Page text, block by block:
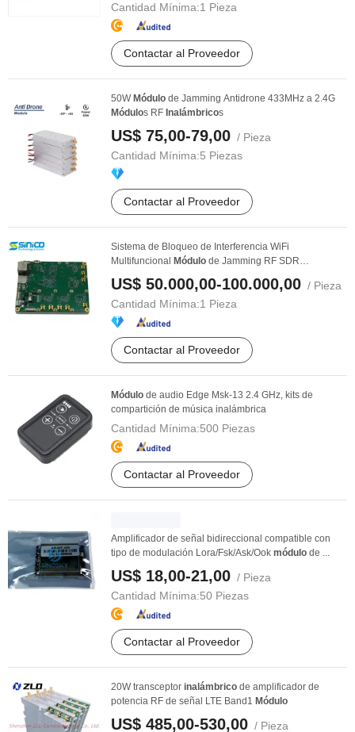
Cantidad Mínima:1 Pieza
Contactar al Proveedor
50W Módulo de Jamming Antidrone 433MHz a 2.4G
Módulos RF Inalámbricos
US$ 75,00-79,00 / Pieza
Cantidad Mínima:5 Piezas
Contactar al Proveedor
Sistema de Bloqueo de Interferencia WiFi
Multifuncional Módulo de Jamming RF SDR
Inalámbrico
US$ 50.000,00-100.000,00 / Pieza
Cantidad Mínima:1 Pieza
Contactar al Proveedor
Módulo de audio Edge Msk-13 2.4 GHz, kits de
compartición de música inalámbrica
Cantidad Mínima:500 Piezas
Contactar al Proveedor
Amplificador de señal bidireccional compatible con
tipo de modulación Lora/Fsk/Ask/Ook módulo de ...
US$ 18,00-21,00 / Pieza
Cantidad Mínima:50 Piezas
Contactar al Proveedor
20W transceptor inalámbrico de amplificador de
potencia RF de señal LTE Band1 Módulo
US$ 485,00-530,00 / Pieza